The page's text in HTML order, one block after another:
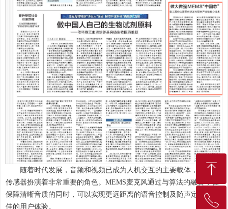
随着时代发展，音频和视频已成为人机交互的主要载体，其中，
传感器扮演着非常重要的角色。MEMS麦克风通过与算法的融合，在
保障清晰音质的同时，可以实现更远距离的语音控制及随声定位等极
佳的用户体验。
ꁸ
回到顶部
ꂅ